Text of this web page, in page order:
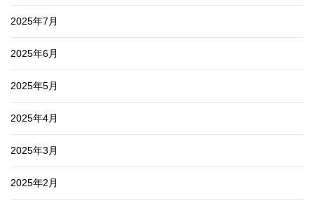
2025年7月
2025年6月
2025年5月
2025年4月
2025年3月
2025年2月